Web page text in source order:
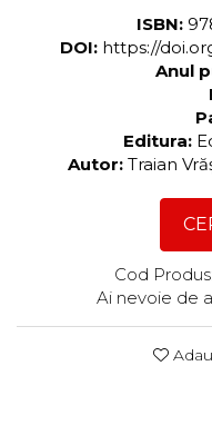
ISBN:
DOI: https://
Anul
Editura:
Autor: Traian
Cod Produs:
Ai nevoie de